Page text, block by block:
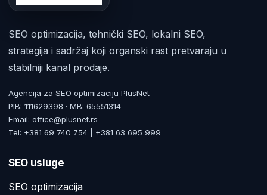
SEO optimizacija, tehnički SEO, lokalni SEO,
strategija i sadržaj koji organski rast pretvaraju u
stabilniji kanal prodaje.
Agencija za SEO optimizaciju PlusNet
PIB: 111629398 · MB: 65551314
Email: office@plusnet.rs
Tel: +381 69 740 754 | +381 63 695 999
SEO usluge
SEO optimizacija